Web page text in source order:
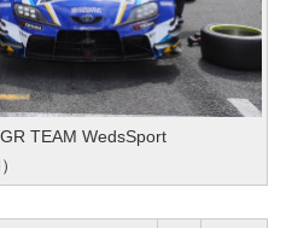
TEAM WedsSport